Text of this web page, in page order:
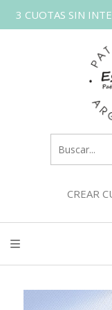
3 CUOTAS SIN
CREAR